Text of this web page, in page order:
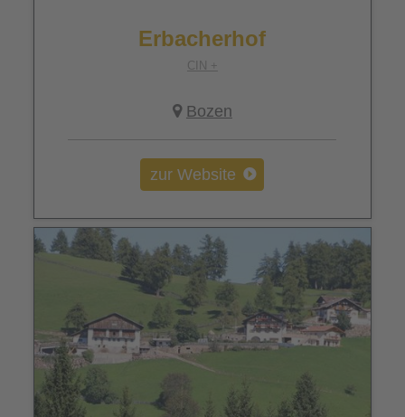
Erbacherhof
CIN +
Bozen
zur Website